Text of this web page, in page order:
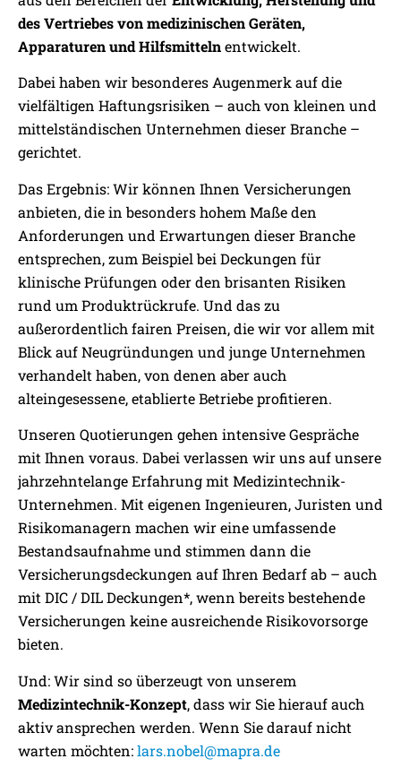
des Vertriebes von medizinischen Geräten,
Apparaturen und Hilfsmittelnentwickelt.
Dabei haben wir besonderes Augenmerk auf die
vielfältigen Haftungsrisiken – auch von kleinen und
mittelständischen Unternehmen dieser Branche –
gerichtet.
Das Ergebnis: Wir können Ihnen Versicherungen
anbieten, die in besonders hohem Maße den
Anforderungen und Erwartungen dieser Branche
entsprechen, zum Beispiel bei Deckungen für
klinische Prüfungen oder den brisanten Risiken
rund um Produktrückrufe. Und das zu
außerordentlich fairen Preisen, die wir vor allem mit
Blick auf Neugründungen und junge Unternehmen
verhandelt haben, von denen aber auch
alteingesessene, etablierte Betriebe profitieren.
Unseren Quotierungen gehen intensive Gespräche
mit Ihnen voraus. Dabei verlassen wir uns auf unsere
jahrzehntelange Erfahrung mit Medizintechnik-
Unternehmen. Mit eigenen Ingenieuren, Juristen und
Risikomanagern machen wir eine umfassende
Bestandsaufnahme und stimmen dann die
Versicherungsdeckungen auf Ihren Bedarf ab – auch
mit DIC / DIL Deckungen*, wenn bereits bestehende
Versicherungen keine ausreichende Risikovorsorge
bieten.
Und: Wir sind so überzeugt von unserem
Medizintechnik-Konzept, dass wir Sie hierauf auch
aktiv ansprechen werden. Wenn Sie darauf nicht
warten möchten:lars.nobel@mapra.de